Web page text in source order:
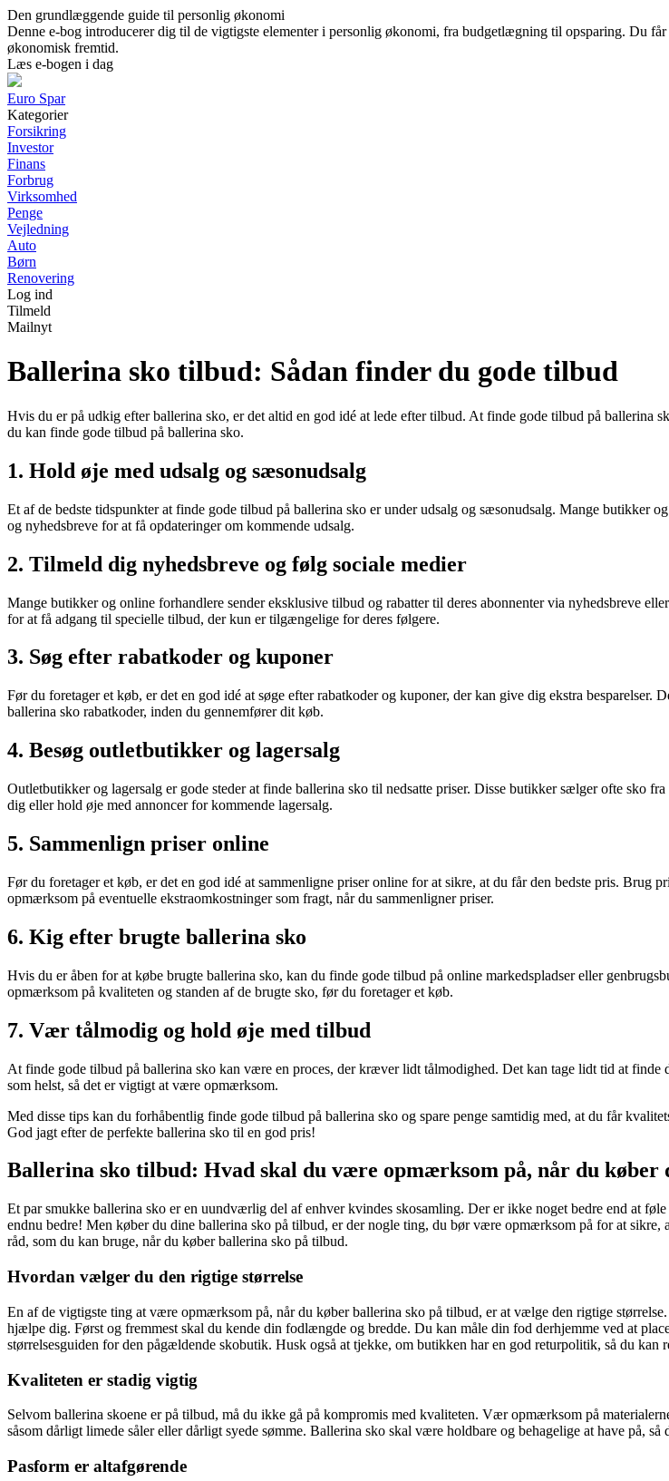
Den grundlæggende guide til personlig økonomi
Denne e-bog introducerer dig til de vigtigste elementer i personlig økonomi, fra budgetlægning til opsparing. Du
økonomisk fremtid.
Læs e-bogen i dag
Euro Spar
Kategorier
Forsikring
Investor
Finans
Forbrug
Virksomhed
Penge
Vejledning
Auto
Børn
Renovering
Log ind
Tilmeld
Mailnyt
Ballerina sko tilbud: Sådan finder du gode tilbud
Hvis du er på udkig efter ballerina sko, er det altid en god idé at lede efter tilbud. At finde gode tilbud på
du kan finde gode tilbud på ballerina sko.
1. Hold øje med udsalg og sæsonudsalg
Et af de bedste tidspunkter at finde gode tilbud på ballerina sko er under udsalg og sæsonudsalg. Mange butikker
og nyhedsbreve for at få opdateringer om kommende udsalg.
2. Tilmeld dig nyhedsbreve og følg sociale medier
Mange butikker og online forhandlere sender eksklusive tilbud og rabatter til deres abonnenter via nyhedsbreve
for at få adgang til specielle tilbud, der kun er tilgængelige for deres følgere.
3. Søg efter rabatkoder og kuponer
Før du foretager et køb, er det en god idé at søge efter rabatkoder og kuponer, der kan give dig ekstra
ballerina sko rabatkoder, inden du gennemfører dit køb.
4. Besøg outletbutikker og lagersalg
Outletbutikker og lagersalg er gode steder at finde ballerina sko til nedsatte priser. Disse butikker sælger ofte sko
dig eller hold øje med annoncer for kommende lagersalg.
5. Sammenlign priser online
Før du foretager et køb, er det en god idé at sammenligne priser online for at sikre, at du får den bedste pris.
opmærksom på eventuelle ekstraomkostninger som fragt, når du sammenligner priser.
6. Kig efter brugte ballerina sko
Hvis du er åben for at købe brugte ballerina sko, kan du finde gode tilbud på online markedspladser eller
opmærksom på kvaliteten og standen af de brugte sko, før du foretager et køb.
7. Vær tålmodig og hold øje med tilbud
At finde gode tilbud på ballerina sko kan være en proces, der kræver lidt tålmodighed. Det kan tage lidt tid at
som helst, så det er vigtigt at være opmærksom.
Med disse tips kan du forhåbentlig finde gode tilbud på ballerina sko og spare penge samtidig med, at du får
God jagt efter de perfekte ballerina sko til en god pris!
Ballerina sko tilbud: Hvad skal du være opmærksom på, når du køber
Et par smukke ballerina sko er en uundværlig del af enhver kvindes skosamling. Der er ikke noget bedre end at
endnu bedre! Men køber du dine ballerina sko på tilbud, er der nogle ting, du bør være opmærksom på for at
råd, som du kan bruge, når du køber ballerina sko på tilbud.
Hvordan vælger du den rigtige størrelse
En af de vigtigste ting at være opmærksom på, når du køber ballerina sko på tilbud, er at vælge den rigtige
hjælpe dig. Først og fremmest skal du kende din fodlængde og bredde. Du kan måle din fod derhjemme ved at
størrelsesguiden for den pågældende skobutik. Husk også at tjekke, om butikken har en god returpolitik, så du kan
Kvaliteten er stadig vigtig
Selvom ballerina skoene er på tilbud, må du ikke gå på kompromis med kvaliteten. Vær opmærksom på
såsom dårligt limede såler eller dårligt syede sømme. Ballerina sko skal være holdbare og behagelige at have på,
Pasform er altafgørende